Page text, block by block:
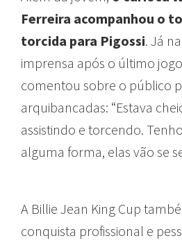
Ferreira acompanhou o
torcida para Pigossi. Já
imprensa após o último
comentou sobre o público
arquibancadas: “Estava
assistindo e torcendo.
alguma forma, elas vão se
A Billie Jean King Cup
conquista profissional e